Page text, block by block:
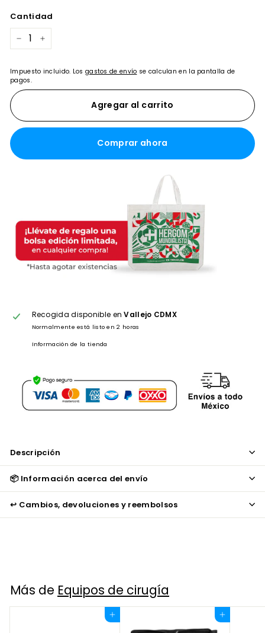
Cantidad
+
Impuesto incluido. Los gastos de envío se calculan en la pantalla de
pagos.
Agregar al carrito
Comprar ahora
Recogida disponible enVallejo CDMX
Normalmente está listo en 2 horas
Información de la tienda
Descripción
📦 Información acerca del envío
↩️ Cambios, devoluciones y reembolsos
Más de Equipos de cirugía
Agregar al carrito Agregar al carrito